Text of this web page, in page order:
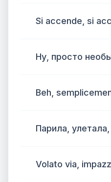
Si accende, si
Ну, просто
Beh,
Парила,
Volato via,